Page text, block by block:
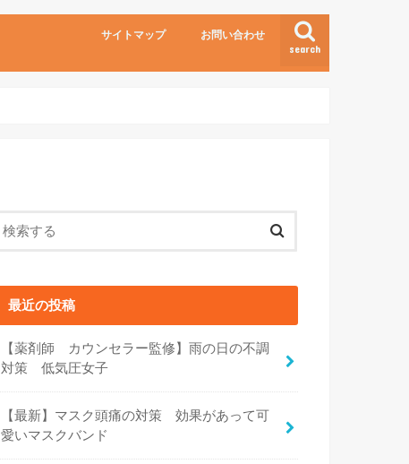
search
サイトマップ お問い合わせ
最近の投稿
【薬剤師 カウンセラー監修】雨の日の不調
対策 低気圧女子
【最新】マスク頭痛の対策 効果があって可
愛いマスクバンド